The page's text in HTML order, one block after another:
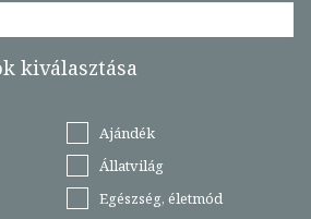
kiválasztása
Ajándék
Állatvilág
Egészség, életmód